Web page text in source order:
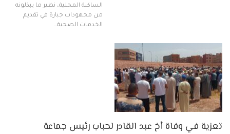
الساكنة المحلية، نظير ما يبذلونه
من مجهودات جبارة في تقديم
الخدمات الصحية…
تعزية في وفاة أخ عبد القادر لحباب رئيس جماعة